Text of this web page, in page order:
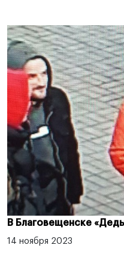
В Благовещенске
14 ноября 2023